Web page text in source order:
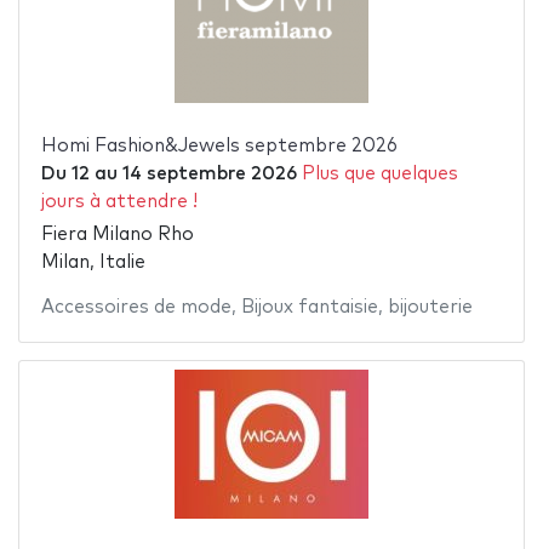
Homi Fashion&Jewels septembre 2026
Du 12 au 14 septembre 2026 Plus que quelques
jours à attendre !
Fiera Milano Rho
Milan, Italie
Accessoires de mode, Bijoux fantaisie, bijouterie